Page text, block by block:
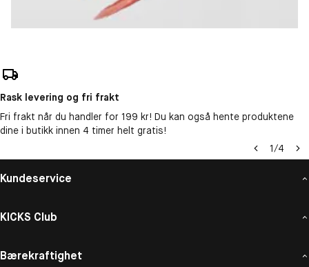
Rask levering og fri frakt
Fri frakt når du handler for 199 kr! Du kan også hente produktene
dine i butikk innen 4 timer helt gratis!
1/4
Kundeservice
KICKS Club
Bærekraftighet